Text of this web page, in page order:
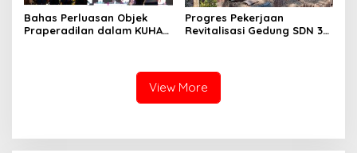
Bahas Perluasan Objek
Praperadilan dalam KUHAP
Progres Pekerjaan
Revitalisasi Gedung SDN 3
View More